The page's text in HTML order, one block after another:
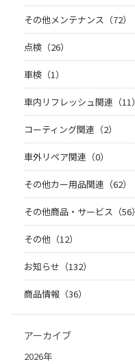
その他メンテナンス（72）
点検（26）
車検（1）
車内リフレッシュ関連（11）
コーティング関連（2）
車外リペア関連（0）
その他カー用品関連（62）
その他商品・サービス（56）
その他（12）
お知らせ（132）
商品情報（36）
アーカイブ
2026年